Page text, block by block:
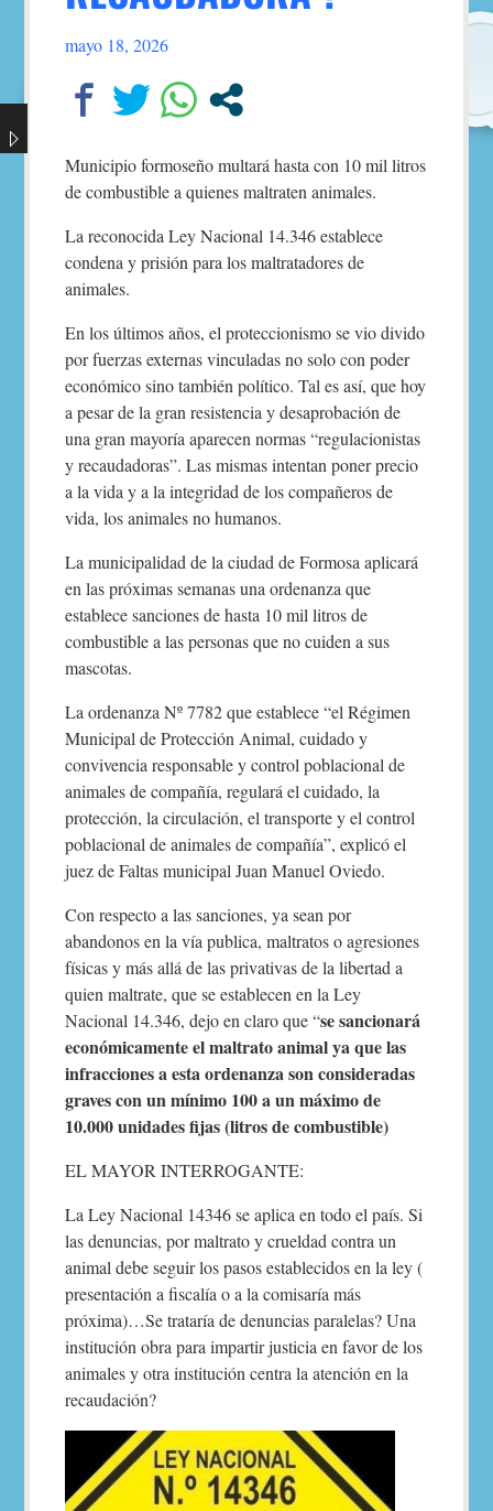
mayo 18, 2026
Municipio formoseño multará hasta con 10 mil litros
de combustible a quienes maltraten animales.
La reconocida Ley Nacional 14.346 establece
condena y prisión para los maltratadores de
animales.
En los últimos años, el proteccionismo se vio divido
por fuerzas externas vinculadas no solo con poder
económico sino también político. Tal es así, que hoy
a pesar de la gran resistencia y desaprobación de
una gran mayoría aparecen normas “regulacionistas
y recaudadoras”. Las mismas intentan poner precio
a la vida y a la integridad de los compañeros de
vida, los animales no humanos.
La municipalidad de la ciudad de Formosa aplicará
en las próximas semanas una ordenanza que
establece sanciones de hasta 10 mil litros de
combustible a las personas que no cuiden a sus
mascotas.
La ordenanza Nº 7782 que establece “el Régimen
Municipal de Protección Animal, cuidado y
convivencia responsable y control poblacional de
animales de compañía, regulará el cuidado, la
protección, la circulación, el transporte y el control
poblacional de animales de compañía”, explicó el
juez de Faltas municipal Juan Manuel Oviedo.
Con respecto a las sanciones, ya sean por
abandonos en la vía publica, maltratos o agresiones
físicas y más allá de las privativas de la libertad a
quien maltrate, que se establecen en la Ley
Nacional 14.346, dejo en claro que “se sancionará
económicamente el maltrato animal ya que las
infracciones a esta ordenanza son consideradas
graves con un mínimo 100 a un máximo de
10.000 unidades fijas (litros de combustible)
EL MAYOR INTERROGANTE:
La Ley Nacional 14346 se aplica en todo el país. Si
las denuncias, por maltrato y crueldad contra un
animal debe seguir los pasos establecidos en la ley (
presentación a fiscalía o a la comisaría más
próxima)…Se trataría de denuncias paralelas? Una
institución obra para impartir justicia en favor de los
animales y otra institución centra la atención en la
recaudación?